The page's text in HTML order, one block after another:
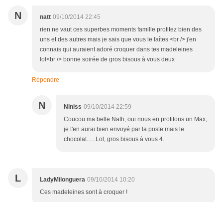
N natt 09/10/2014 22:45
rien ne vaut ces superbes moments famille profitez bien des
uns et des autres mais je sais que vous le faîtes <br /> j'en
connais qui auraient adoré croquer dans tes madeleines
lol<br /> bonne soirée de gros bisous à vous deux
Répondre
N Niniss 09/10/2014 22:59
Coucou ma belle Nath, oui nous en profitons un Max,
je t'en aurai bien envoyé par la poste mais le
chocolat......Lol, gros bisous à vous 4.
L LadyMilonguera 09/10/2014 10:20
Ces madeleines sont à croquer !